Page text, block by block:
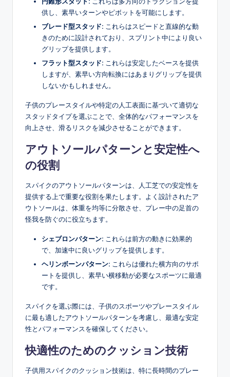
供し、素早いターンやピボットを可能にします。
ブレード型スタッド: これらはスピードと直線的な動
きのために設計されており、スプリント中により良い
グリップを提供します。
フラット型スタッド: これらは安定したベースを提供
しますが、素早い方向転換にはあまりグリップを提供
しないかもしれません。
子供のプレースタイルや特定の人工表面に基づいて適切な
スタッドタイプを選ぶことで、全体的なパフォーマンスを
向上させ、滑るリスクを減少させることができます。
アウトソールパターンと安定性へ
の役割
スパイクのアウトソールパターンは、人工芝での安定性を
提供する上で重要な役割を果たします。よく設計されたア
ウトソールは、体重を均等に分散させ、プレー中の足首の
怪我を防ぐのに役立ちます。
シェブロンパターン: これらは前方の動きに効果的
で、加速中に良いグリップを提供します。
ヘリンボーンパターン: これらは優れた横方向のサポ
ートを提供し、素早い横移動が必要なスポーツに最適
です。
スパイクを選ぶ際には、子供のスポーツやプレースタイル
に最も適したアウトソールパターンを考慮し、最適な安定
性とパフォーマンスを確保してください。
快適性のためのクッション技術
子供用スパイクのクッション技術は、特に長時間のプレー